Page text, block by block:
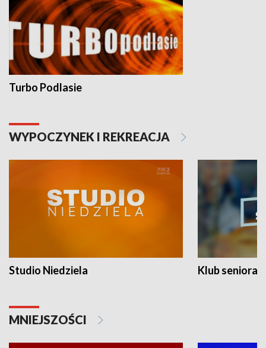
Turbo Podlasie
WYPOCZYNEK I REKREACJA
Studio Niedziela Klub seniora
MNIEJSZOŚCI